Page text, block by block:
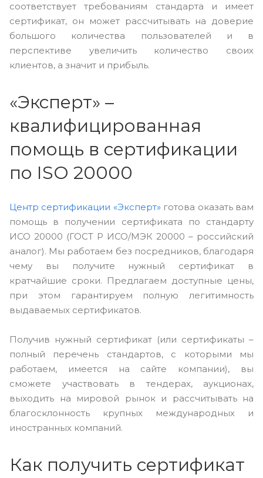
соответствует требованиям стандарта и имеет
сертификат, он может рассчитывать на доверие
большого количества пользователей и в
перспективе увеличить количество своих
клиентов, а значит и прибыль.
«Эксперт» –
квалифицированная
помощь в сертификации
по ISO 20000
Центр сертификации «Эксперт»готова оказать вам
помощь в получении сертификата по стандарту
ИСО 20000 (ГОСТ Р ИСО/МЭК 20000 – российский
аналог). Мы работаем без посредников, благодаря
чему вы получите нужный сертификат в
кратчайшие сроки. Предлагаем доступные цены,
при этом гарантируем полную легитимность
выдаваемых сертификатов.
Получив нужный сертификат (или сертификаты –
полный перечень стандартов, с которыми мы
работаем, имеется на сайте компании), вы
сможете участвовать в тендерах, аукционах,
выходить на мировой рынок и рассчитывать на
благосклонность крупных международных и
иностранных компаний.
Как получить сертификат